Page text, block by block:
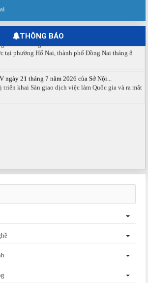
THÔNG BÁO
giao dịch việc làm lần thứ 08/2026 ngày 03
Hố Nai tháng 8 năm 2026
tại phường Hố Nai, thành phố Đồng Nai tháng 8
khai Sàn giao dịch việc làm Quốc gia và ra mắt